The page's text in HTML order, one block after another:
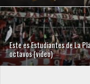
Este es Estudiantes de La
octavos (video)